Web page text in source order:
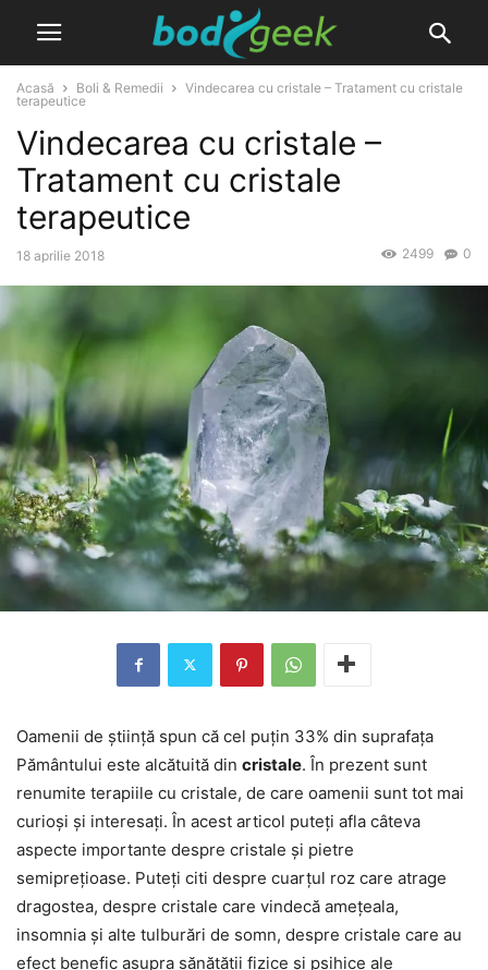
Acasă Boli & Remedii
Vindecarea cu cristale – Tratament cu cristale
terapeutice
Vindecarea cu cristale –
Tratament cu cristale
terapeutice
18 aprilie 2018 0
2499
Oamenii de știință spun că cel puțin 33% din suprafața
Pământului este alcătuită din cristale. În prezent sunt
renumite terapiile cu cristale, de care oamenii sunt tot mai
curioși și interesați. În acest articol puteți afla câteva
aspecte importante despre cristale și pietre
semiprețioase. Puteți citi despre cuarțul roz care atrage
dragostea, despre cristale care vindecă amețeala,
insomnia și alte tulburări de somn, despre cristale care au
efect benefic asupra sănătății fizice și psihice ale